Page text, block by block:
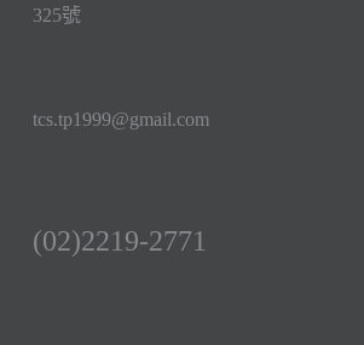
325號
tcs.tp1999@gmail.com
(02)2219-2771